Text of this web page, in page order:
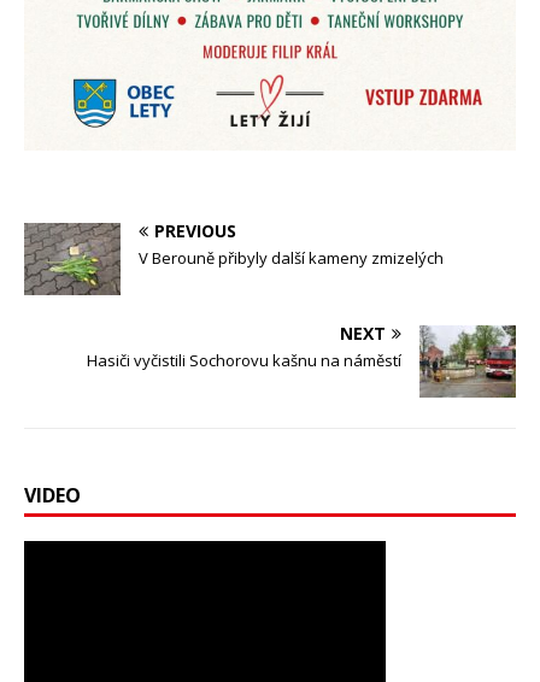
PREVIOUS
V Berouně přibyly další kameny zmizelých
NEXT
Hasiči vyčistili Sochorovu kašnu na náměstí
VIDEO